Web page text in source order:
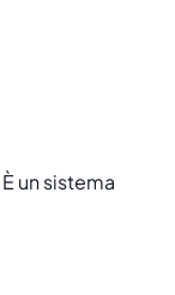
un sistema